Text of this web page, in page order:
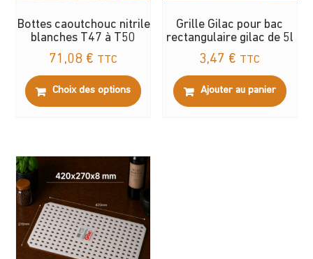
Bottes caoutchouc nitrile
blanches T47 à T50
71,08 € TTC
Choix des options
produit
Les
options
peuvent
être
choisies
sur
Grille Gilac pour bac
rectangulaire gilac de 5l
3,47 € TTC
Ajouter au panier